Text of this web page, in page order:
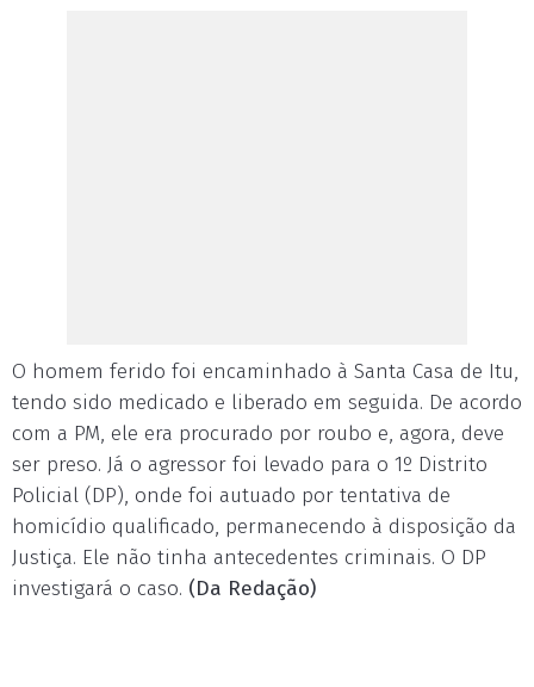
O homem ferido foi encaminhado à Santa Casa de Itu,
tendo sido medicado e liberado em seguida. De acordo
com a PM, ele era procurado por roubo e, agora, deve
ser preso. Já o agressor foi levado para o 1º Distrito
Policial (DP), onde foi autuado por tentativa de
homicídio qualificado, permanecendo à disposição da
Justiça. Ele não tinha antecedentes criminais. O DP
investigará o caso. (Da Redação)